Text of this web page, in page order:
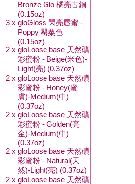
Bronze Glo 橘亮古銅
(0.15oz)
3 x gloGloss 閃亮唇蜜 -
Poppy 罌粟色
(0.15oz)
2 x gloLoose base 天然礦
彩蜜粉 - Beige(米色)-
Light(亮) (0.37oz)
2 x gloLoose base 天然礦
彩蜜粉 - Honey(蜜
膚)-Medium(中)
(0.37oz)
2 x gloLoose base 天然礦
彩蜜粉 - Golden(亮
金)-Medium(中)
(0.37oz)
2 x gloLoose base 天然礦
彩蜜粉 - Natural(天
然)-Light(亮) (0.37oz)
2 x gloLoose base 天然礦